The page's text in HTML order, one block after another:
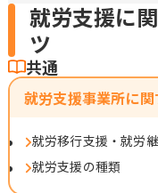
就労支援に
ツ
共通
就労支援事業所に
就労移行支援・就労
就労支援の種類